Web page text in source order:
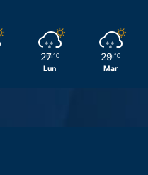
27 ℃
Lun
29 ℃
Mar